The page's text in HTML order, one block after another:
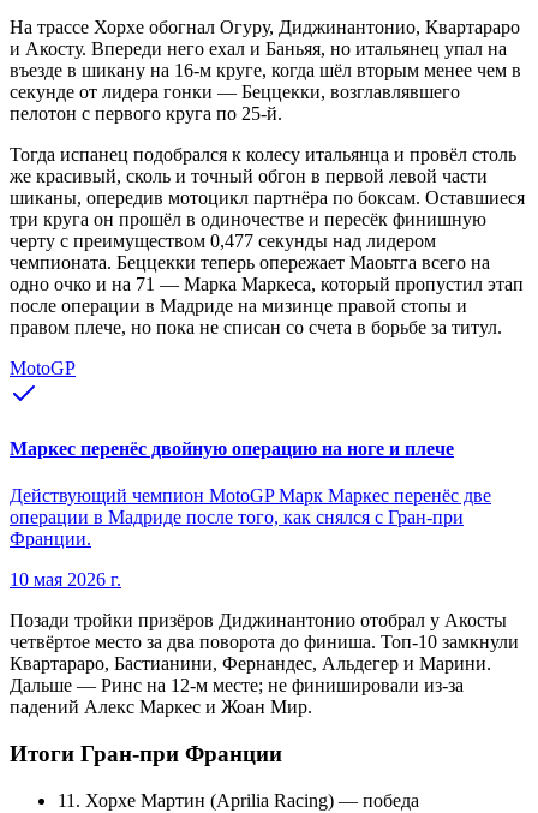
На трассе Хорхе обогнал Огуру, Диджинантонио, Квартараро
и Акосту. Впереди него ехал и Баньяя, но итальянец упал на
въезде в шикану на 16-м круге, когда шёл вторым менее чем в
секунде от лидера гонки — Беццекки, возглавлявшего
пелотон с первого круга по 25-й.
Тогда испанец подобрался к колесу итальянца и провёл столь
же красивый, сколь и точный обгон в первой левой части
шиканы, опередив мотоцикл партнёра по боксам. Оставшиеся
три круга он прошёл в одиночестве и пересёк финишную
черту с преимуществом 0,477 секунды над лидером
чемпионата. Беццекки теперь опережает Маоьтга всего на
одно очко и на 71 — Марка Маркеса, который пропустил этап
после операции в Мадриде на мизинце правой стопы и
правом плече, но пока не списан со счета в борьбе за титул.
MotoGP
Маркес перенёс двойную операцию на ноге и плече
Действующий чемпион MotoGP Марк Маркес перенёс две
операции в Мадриде после того, как снялся с Гран-при
Франции.
10 мая 2026 г.
Позади тройки призёров Диджинантонио отобрал у Акосты
четвёртое место за два поворота до финиша. Топ-10 замкнули
Квартараро, Бастианини, Фернандес, Альдегер и Марини.
Дальше — Ринс на 12-м месте; не финишировали из-за
падений Алекс Маркес и Жоан Мир.
Итоги Гран-при Франции
11. Хорхе Мартин (Aprilia Racing) — победа